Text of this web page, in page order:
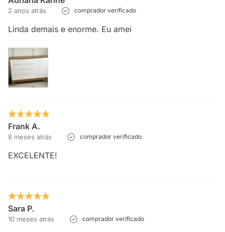
2 anos atrás comprador verificado
Linda demais e enorme. Eu amei
Frank A.
8 meses atrás comprador verificado
EXCELENTE!
Sara P.
10 meses atrás comprador verificado